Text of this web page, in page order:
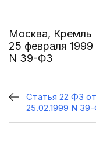
Москва, Кремль
25 февраля 1999
N 39-ФЗ
Статья 22 ФЗ от
25.02.1999 N